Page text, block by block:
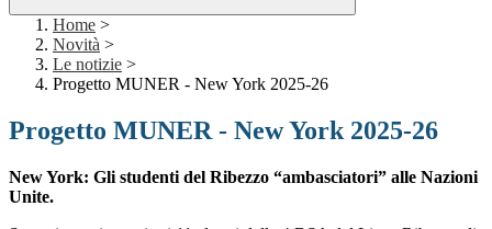
Home >
Novità >
Le notizie >
Progetto MUNER - New York 2025-26
Progetto MUNER - New York 2025-26
New York: Gli studenti del Ribezzo “ambasciatori” alle Nazioni
Unite.